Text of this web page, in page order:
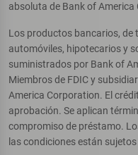
absoluta de Bank of America
Los productos bancarios, de
automóviles, hipotecarios y
suministrados por Bank of
Miembros de FDIC y
America Corporation. El
aprobación. Se aplican
compromiso de préstamo.
las condiciones están